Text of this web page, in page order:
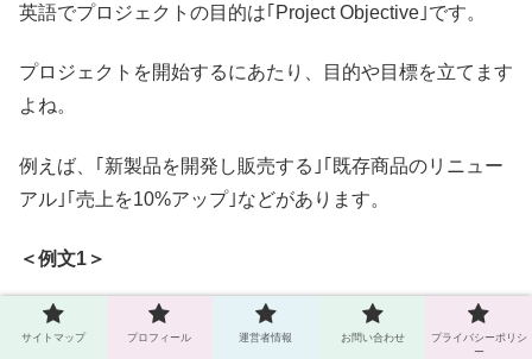
英語でプロジェクトの目的は｢Project Objective｣です。
プロジェクトを開始するにあたり、目的や目標を立てます
よね。
例えば、｢新製品を開発し販売する｣｢既存商品のリニュー
アル｣｢売上を10%アップ｣などがあります。
＜例文1＞
目的:18歳から25歳の女性をターゲットに小売店で販売する為の新商
品開発をしました。
サイトマップ プロフィール 運営者情報 お問い合わせ
プライバシーポリシ
ー